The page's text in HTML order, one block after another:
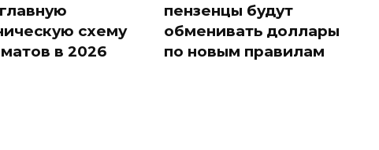
схему
в 2026
пензенцы будут
обменивать доллары
по новым правилам